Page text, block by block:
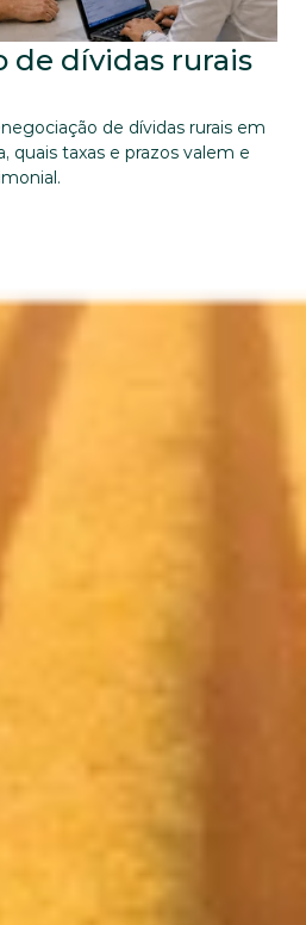
de dívidas rurais
de dívidas rurais em
quais taxas e prazos valem e